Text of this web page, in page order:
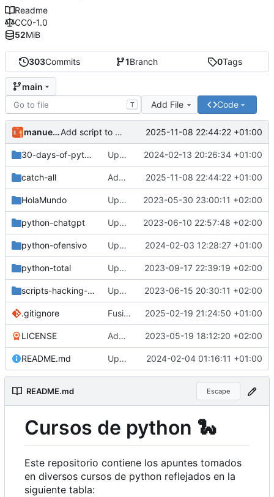
303Commits 1Branch 0Tags
main
T Add File Code
manuelver Add script to README 2025-11-08 22:44:22 +01:00
30-days-of-python Update versions 2024-02-13 20:26:34 +01:00
catch-all Add script to README 2025-11-08 22:44:22 +01:00
HolaMundo Update course READMEs 2023-05-30 23:00:11 +02:00
python-chatgpt Update python-chatGPT course - Add index 2023-06-10 22:57:48 +02:00
python-ofensivo Update forwardshell script 2024-02-03 12:28:27 +01:00
python-total Update README python-total 2023-09-17 22:39:19 +02:00
scripts-hacking-etico Update README scripts-hacking 2023-06-15 20:30:11 +02:00
.gitignore Fusionar feature/tablamareasbot en main 2025-02-19 21:24:50 +01:00
LICENSE Add license Creative commons 2023-05-19 18:12:20 +02:00
README.md Update README 2024-02-04 01:16:11 +01:00
README.md Escape
Cursos de python 🐍
Este repositorio contiene los apuntes tomados
en diversos cursos de python reflejados en la
siguiente tabla:
Readme
CC0-1.0
52MiB